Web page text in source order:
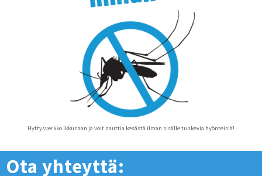
Hyttysverkko ikkunaan ja voit nauttia kesästä ilman sisälle tunkevia hyönteisiä!
Ota yhteyttä: